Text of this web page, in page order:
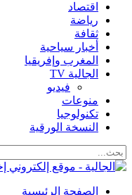
اقتصاد
رياضة
ثقافة
أخبار سياحية
المغرب وإفريقيا
الجالية TV
فيديو
منوعات
تكنولوجيا
النسخة الورقية
الصفحة الرئيسية